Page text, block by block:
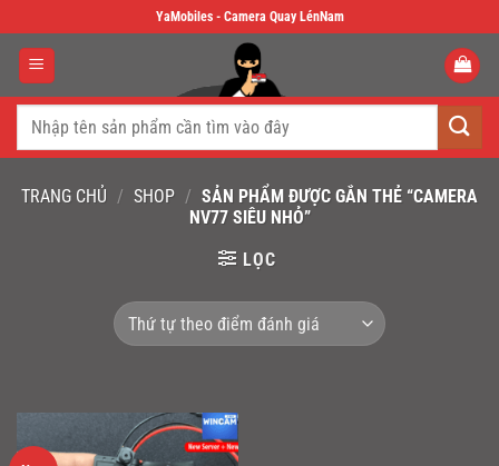
to
content
YaMobiles - Camera Quay LénNam
Tìm
TRANG CHỦ / SHOP / SẢN PHẨM ĐƯỢC GẮN THẺ “CAMERA
NV77 SIÊU NHỎ”
LỌC